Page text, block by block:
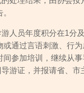
员年度积分在1分及
或通过言语刺激、行
间参加培训，继续从
游证，并报请省、市